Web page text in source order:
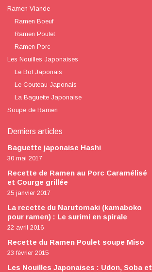
Ramen Viande
Ramen Boeuf
Ramen Poulet
Ramen Porc
Les Nouilles Japonaises
Le Bol Japonais
Le Couteau Japonais
La Baguette Japonaise
Soupe de Ramen
Derniers articles
Baguette japonaise Hashi
30 mai 2017
Recette de Ramen au Porc Caramélisé
et Courge grillée
25 janvier 2017
La recette du Narutomaki (kamaboko
pour ramen) : Le surimi en spirale
22 avril 2016
Recette du Ramen Poulet soupe Miso
23 février 2015
Les Nouilles Japonaises : Udon, Soba et